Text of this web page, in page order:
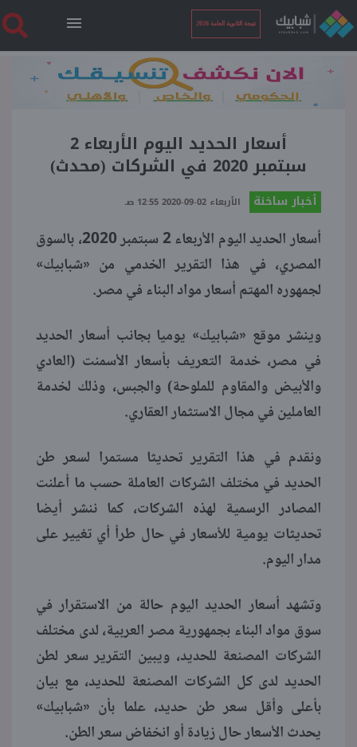
نتيجة الثانوية العامة 2026
الرئيسية
نتيجة الثانوية العامة 2026
فنجان قهوة
بوابة الطلبة
ملفات
منوعات
أسعار الحديد اليوم الأربعاء 2
سبتمبر 2020 في الشركات (محدث)
أخبار ساخنة الأربعاء 02-09-2020 12:55 صـ
أسعار الحديد اليوم الأربعاء 2 سبتمبر 2020، بالسوق
المصري، في هذا التقرير الخدمي من «شبابيك»
لجمهوره المهتم أسعار مواد البناء في مصر.
وينشر موقع «شبابيك» يوميا بجانب أسعار الحديد
في مصر، خدمة التعريف بأسعار الأسمنت (العادي
والأبيض والمقاوم للملوحة) والجبس، وذلك لخدمة
العاملين في مجال الاستثمار العقاري.
ونقدم في هذا التقرير تحديثا مستمرا لسعر طن
الحديد في مختلف الشركات العاملة حسب ما أعلنت
المصادر الرسمية لهذه الشركات، كما ننشر أيضا
تحديثات يومية للأسعار في حال طرأ أي تغيير على
مدار اليوم.
وتشهد أسعار الحديد اليوم حالة من الاستقرار في
سوق مواد البناء بجمهورية مصر العربية، لدى مختلف
الشركات المصنعة للحديد، ويبين التقرير سعر لطن
الحديد لدى كل الشركات المصنعة للحديد، مع بيان
بأعلى وأقل سعر طن حديد، علما بأن «شبابيك»
يحدث الأسعار حال زيادة أو انخفاض سعر الطن.